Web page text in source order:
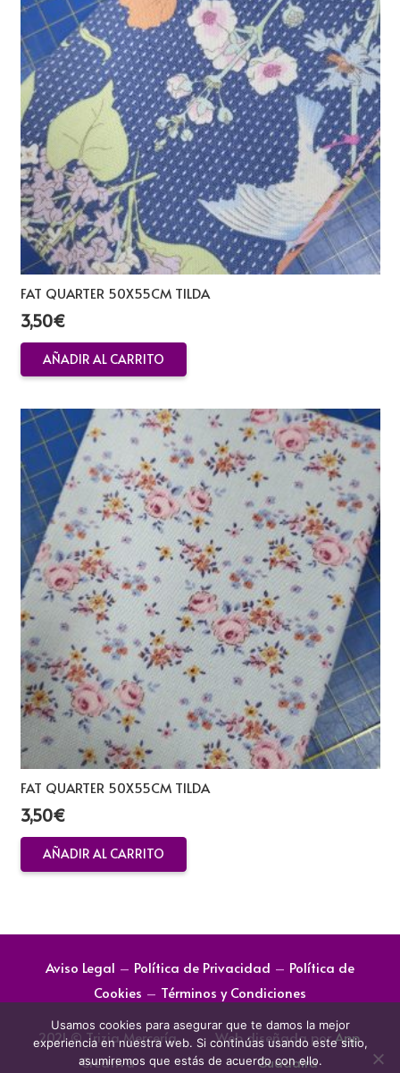
FAT QUARTER 50X55CM TILDA
3,50€
AÑADIR AL CARRITO
FAT QUARTER 50X55CM TILDA
3,50€
AÑADIR AL CARRITO
Aviso Legal – Política de Privacidad – Política de
Cookies – Términos y Condiciones
2021 © Trizia Mercería
Creativa
Web diseñada porApp
Guadaira
Usamos cookies para asegurar que te damos la mejor
experiencia en nuestra web. Si continúas usando este sitio,
asumiremos que estás de acuerdo con ello.